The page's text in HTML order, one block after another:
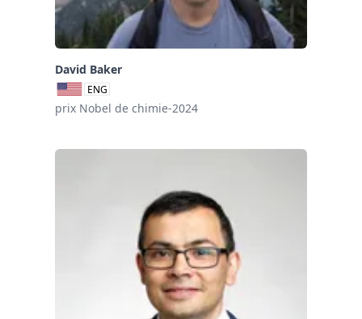
David Baker
ENG
prix Nobel de chimie-2024